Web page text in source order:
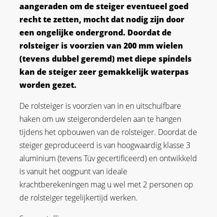
aangeraden om de steiger eventueel goed
recht te zetten, mocht dat nodig zijn door
een ongelijke ondergrond. Doordat de
rolsteiger is voorzien van 200 mm wielen
(tevens dubbel geremd) met diepe spindels
kan de steiger zeer gemakkelijk waterpas
worden gezet.
De rolsteiger is voorzien van in en uitschuifbare
haken om uw steigeronderdelen aan te hangen
tijdens het opbouwen van de rolsteiger. Doordat de
steiger geproduceerd is van hoogwaardig klasse 3
aluminium (tevens Tüv gecertificeerd) en ontwikkeld
is vanuit het oogpunt van ideale
krachtberekeningen mag u wel met 2 personen op
de rolsteiger tegelijkertijd werken.